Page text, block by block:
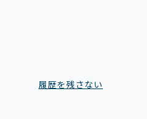
履歴を残さない